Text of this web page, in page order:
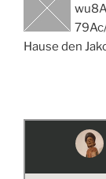
Hause den